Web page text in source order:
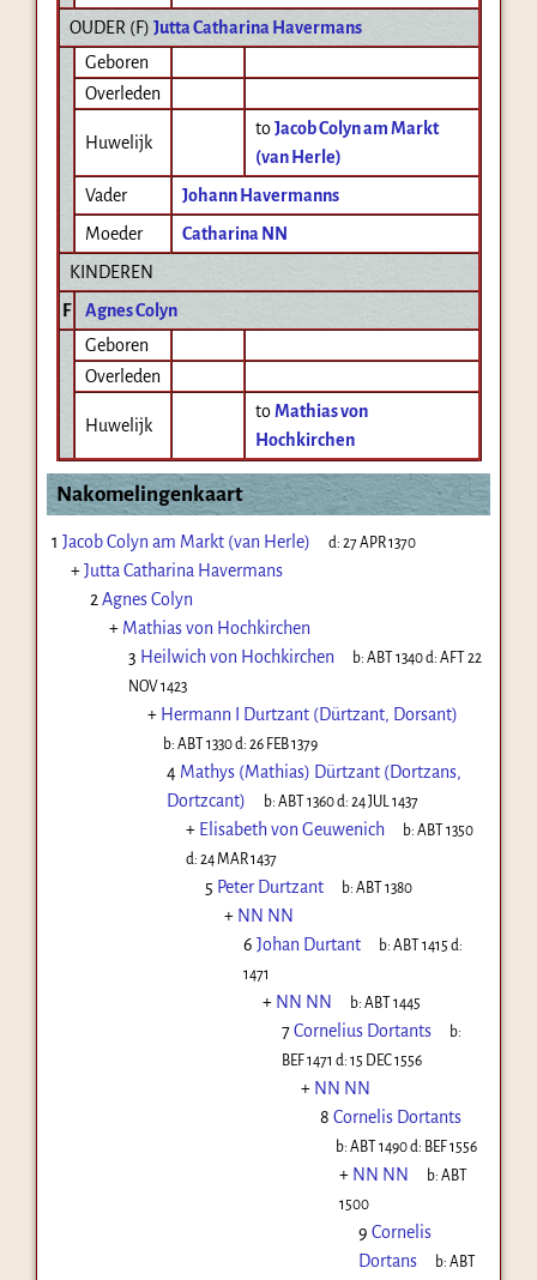
OUDER (F) Jutta Catharina Havermans
Geboren
Overleden
Huwelijk
toJacob Colyn am Markt
(van Herle)
Vader
Johann Havermanns
Moeder
Catharina NN
KINDEREN
F
Agnes Colyn
Geboren
Overleden
Huwelijk
toMathias von
Hochkirchen
Nakomelingenkaart
1 Jacob Colyn am Markt (van Herle) d:27 APR 1370
+Jutta Catharina Havermans
2 Agnes Colyn
+ Mathias von Hochkirchen
3 Heilwich von Hochkirchen b:ABT 1340d:AFT 22
NOV 1423
+ Hermann I Durtzant (Dürtzant, Dorsant)
b:ABT 1330d:26 FEB 1379
4 Mathys (Mathias) Dürtzant (Dortzans,
Dortzcant)
b:ABT 1360d:24 JUL 1437
+ Elisabeth von Geuwenich b:ABT 1350
d: 24 MAR 1437
5 Peter Durtzant b:ABT 1380
+ NN NN
6 Johan Durtant b:ABT 1415 d:
1471
+ NN NN b:ABT 1445
7Cornelius Dortants
b:
BEF 1471 d: 15 DEC 1556
+ NN NN
8 Cornelis Dortants
b:ABT 1490d: BEF 1556
+ NN NN b:ABT
1500
9 Cornelis
Dortans
b:ABT